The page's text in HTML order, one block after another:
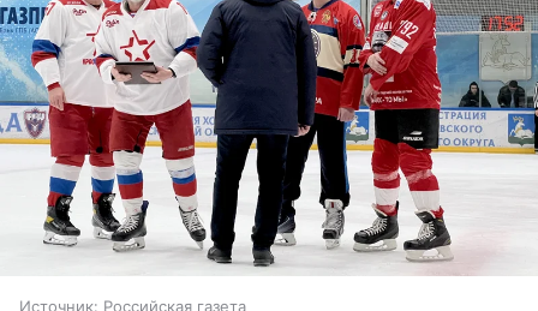
Источник: Российская газета